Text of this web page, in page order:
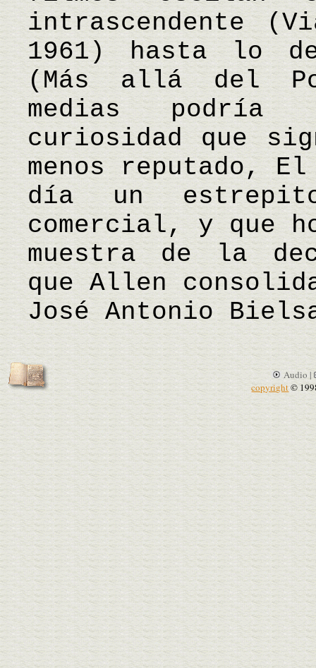
intrascendente
1961) hasta lo
(Más allá del
medias podría
curiosidad que
menos reputado,
día un
comercial, y que
muestra de la
que Allen
José Antonio
Audio |
copyright©